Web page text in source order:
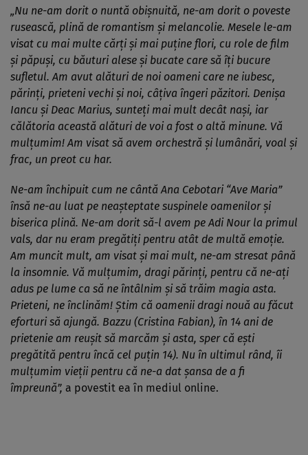
„Nu ne-am dorit o nuntă obișnuită, ne-am dorit o poveste
rusească, plină de romantism și melancolie. Mesele le-am
visat cu mai multe cărți și mai puține flori, cu role de film
și păpuși, cu băuturi alese și bucate care să îți bucure
sufletul. Am avut alături de noi oameni care ne iubesc,
părinți, prieteni vechi și noi, câțiva îngeri păzitori. Denișa
Iancu și Deac Marius, sunteți mai mult decât nași, iar
călătoria această alături de voi a fost o altă minune. Vă
mulțumim! Am visat să avem orchestră și lumânări, voal și
frac, un preot cu har.
Ne-am închipuit cum ne cântă Ana Cebotari “Ave Maria”
însă ne-au luat pe neașteptate suspinele oamenilor și
biserica plină. Ne-am dorit să-l avem pe Adi Nour la primul
vals, dar nu eram pregătiți pentru atât de multă emoție.
Am muncit mult, am visat și mai mult, ne-am stresat până
la insomnie. Vă mulțumim, dragi părinți, pentru că ne-ați
adus pe lume ca să ne întâlnim și să trăim magia asta.
Prieteni, ne înclinăm! Știm că oamenii dragi nouă au făcut
eforturi să ajungă. Bazzu (Cristina Fabian), în 14 ani de
prietenie am reușit să marcăm și asta, sper că ești
pregătită pentru încă cel puțin 14). Nu în ultimul rând, îi
mulțumim vieții pentru că ne-a dat șansa de a fi
împreună”, a povestit ea în mediul online.